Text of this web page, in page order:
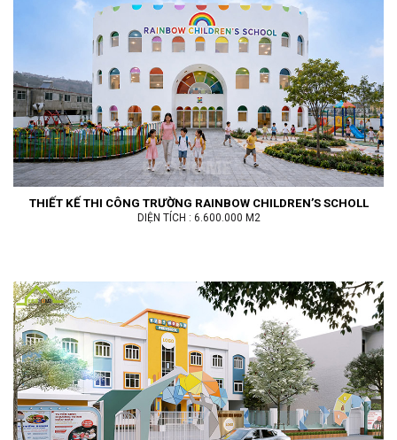
THIẾT KẾ THI CÔNG TRƯỜNG RAINBOW CHILDREN’S SCHOLL
DIỆN TÍCH : 6.600.000 M2